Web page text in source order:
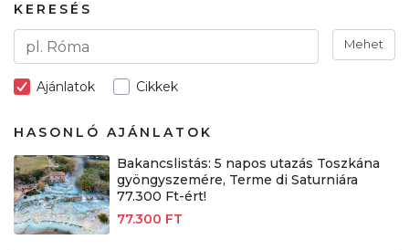
KERESÉS
Mehet
Ajánlatok Cikkek
HASONLÓ AJÁNLATOK
Bakancslistás: 5 napos utazás Toszkána
gyöngyszemére, Terme di Saturniára
77.300 Ft-ért!
77.300 FT